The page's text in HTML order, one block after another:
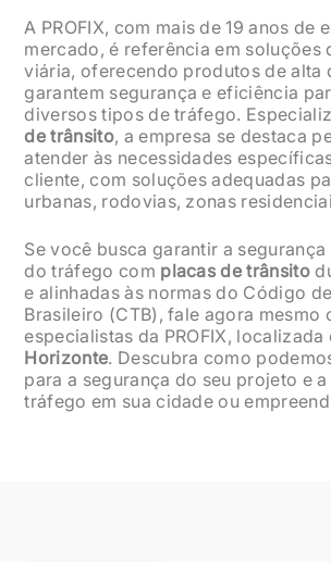
A PROFIX, com mais de 19 anos de
mercado, é referência em soluções
viária, oferecendo produtos de alta
garantem segurança e eficiência
diversos tipos de tráfego.
de trânsito, a empresa se destaca
atender às necessidades
cliente, com soluções adequadas
urbanas, rodovias, zonas
Se você busca garantir a
do tráfego com placas de trânsito
e alinhadas às normas do Código
Brasileiro (CTB), fale agora mesmo
especialistas da PROFIX, localizada
Horizonte. Descubra como
para a segurança do seu projeto e
tráfego em sua cidade ou